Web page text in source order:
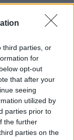
third parties, or
for
opt-out
that after your
seeing
utilized by
parties prior to
the further
parties on the
site dans le